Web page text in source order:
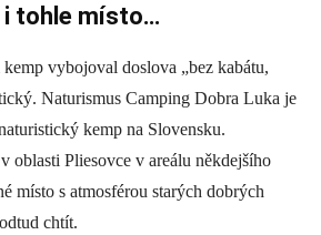
i tohle místo…
vybojoval doslova „bez kabátu,
Naturismus Camping Dobra Luka je
kemp na Slovensku.
oblasti Pliesovce v areálu někdejšího
místo s atmosférou starých dobrých
chtít.